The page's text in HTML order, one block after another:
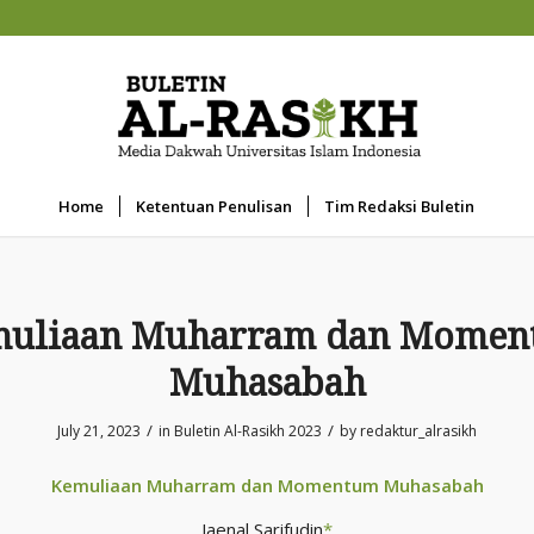
Home Ketentuan Penulisan Tim Redaksi Buletin
Muharram dan
Muhasabah
July 21, 2023 / in Buletin Al-Rasikh 2023 / by redaktur_alrasikh
Kemuliaan Muharram dan Momentum Muhasabah